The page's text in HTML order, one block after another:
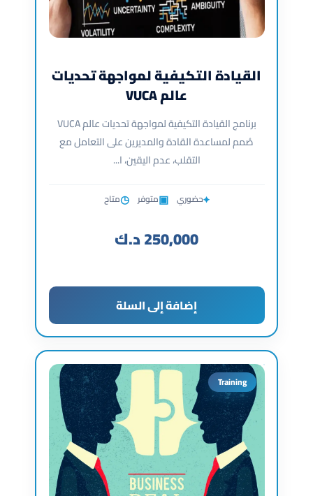
القيادة التكيفية لمواجهة تحديات
عالم VUCA
برنامج القيادة التكيفية لمواجهة تحديات عالم VUCA
صُمم لمساعدة القادة والمديرين على التعامل مع
التقلب، عدم اليقين، ا...
⌖حضوري ▣متوفر ◷متاح
250,000د.ك
إضافة إلى السلة
Training